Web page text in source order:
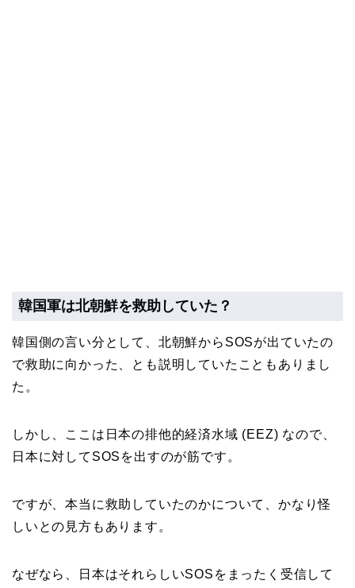
韓国軍は北朝鮮を救助していた？
韓国側の言い分として、北朝鮮からSOSが出ていたの
で救助に向かった、とも説明していたこともありまし
た。
しかし、ここは日本の排他的経済水域 (EEZ) なので、
日本に対してSOSを出すのが筋です。
ですが、本当に救助していたのかについて、かなり怪
しいとの見方もあります。
なぜなら、日本はそれらしいSOSをまったく受信して